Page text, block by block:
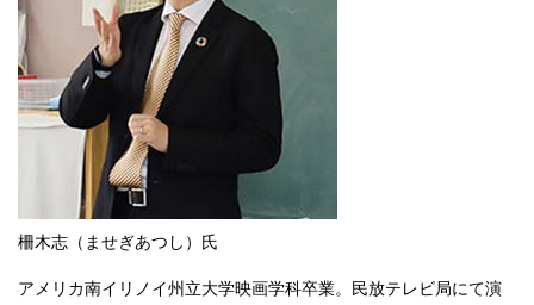
柵木志（ませぎあつし）氏
アメリカ南イリノイ州立大学映画学科卒業。民放テレビ局にて演